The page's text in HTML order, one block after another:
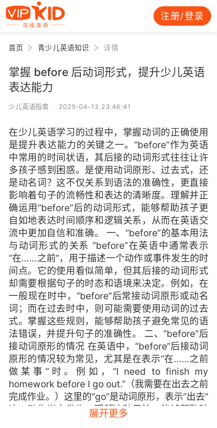
注册/登录
首页 青少儿英语知识 详情
掌握 before 后动词形式，提升少儿英语
表达能力
少儿英语指南 2025-04-13 23:46:41
在少儿英语学习的过程中，掌握动词的正确使用
是提升表达能力的关键之一。“before”作为英语
中常用的时间状语，其后接的动词形式往往让许
多孩子感到困惑。是使用动词原形、过去式，还
是动名词？这不仅关系到语法的准确性，更直接
影响着句子的流畅性和表达的清晰度。理解并正
确运用“before”后的动词形式，能够帮助孩子更
自如地表达时间顺序和逻辑关系，从而在英语交
流中更加自信和准确。 一、“before”的基本用法
与动词形式的关系 “before”在英语中通常表示
“在……之前”，用于描述一个动作或事件发生的时
间点。它的使用看似简单，但其后接的动词形式
却需要根据句子的时态和语境来决定。例如，在
一般现在时中，“before”后常接动词原形或动名
词；而在过去时中，则可能需要使用动词的过去
式。掌握这些规则，能够帮助孩子避免常见的语
法错误，并提升句子的准确性。 二、“before”后
接动词原形的情况 在英语中，“before”后接动词
原形的情况较为常见，尤其是在表示“在……之前
做某事”时。例如，“I need to finish my
homework before I go out.”（我需要在出去之前
完成作业。）这里的“go”是动词原形，表示“出去”
这一动作尚未发生。理解这种用法，能够帮助孩
子清晰地表达时间顺序，避免混淆。 需要注意的
展开更多